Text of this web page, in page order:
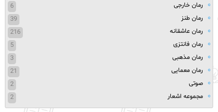
رمان خارجی
6
رمان طنز
39
رمان عاشقانه
216
رمان فانتزی
5
رمان مذهبی
3
رمان معمایی
21
صوتی
2
مجموعه اشعار
2